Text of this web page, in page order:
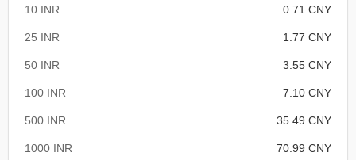
10 INR 0.71 CNY
25 INR 1.77 CNY
50 INR 3.55 CNY
100 INR 7.10 CNY
500 INR 35.49 CNY
1000 INR 70.99 CNY